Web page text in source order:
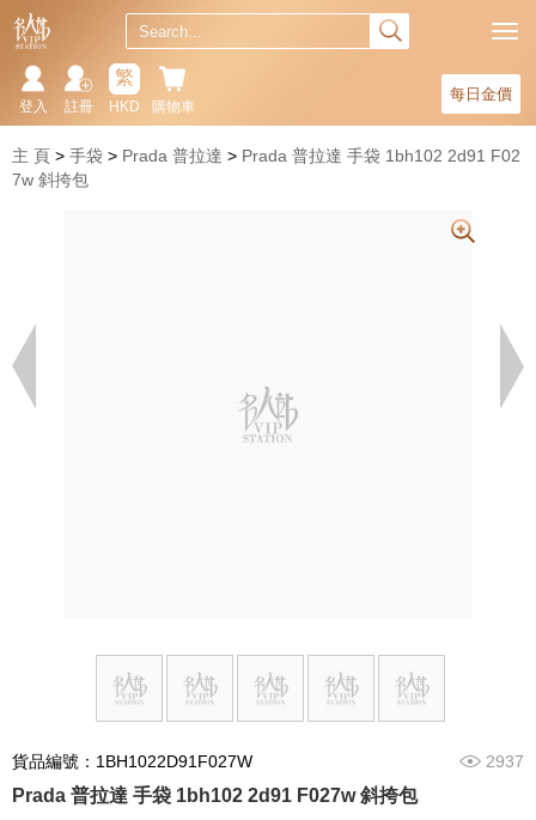
每日金價
購物車
繁
HKD
註冊
登入
主 頁 手袋 Prada 普拉達
Prada 普拉達 手袋 1bh102 2d91 F02
7w 斜挎包
貨品編號：1BH1022D91F027W 2937
Prada 普拉達 手袋 1bh102 2d91 F027w 斜挎包